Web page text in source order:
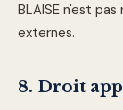
BLAISE n'est
externes.
8. Droit